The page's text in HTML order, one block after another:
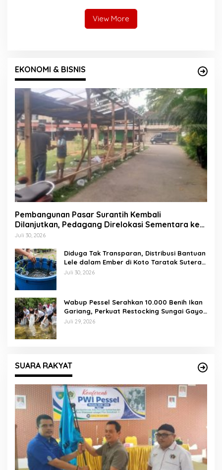
View More
EKONOMI & BISNIS
Pembangunan Pasar Surantih Kembali
Dilanjutkan, Pedagang Direlokasi Sementara ke
Lapangan Gadih Basanai
Juli 30, 2026
Diduga Tak Transparan, Distribusi Bantuan
Lele dalam Ember di Koto Taratak Sutera
Tuai Sorotan Warga
Juli 30, 2026
Wabup Pessel Serahkan 10.000 Benih Ikan
Gariang, Perkuat Restocking Sungai Gayo
demi Kelestarian Perairan
Juli 29, 2026
SUARA RAKYAT